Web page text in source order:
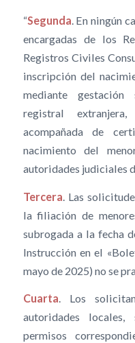
“Segunda. En ningún
encargadas de los
Registros Civiles
inscripción del
mediante gestación
registral
acompañada de
nacimiento del
autoridades judiciales
Tercera . Las
la filiación de
subrogada a la fecha
Instrucción en el
mayo de 2025) no se
Cuarta. Los
autoridades
permisos